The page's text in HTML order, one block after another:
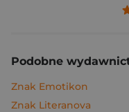
Podobne
Znak Emotikon
Znak Literanova